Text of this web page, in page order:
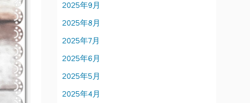
2025年9月
2025年8月
2025年7月
2025年6月
2025年5月
2025年4月